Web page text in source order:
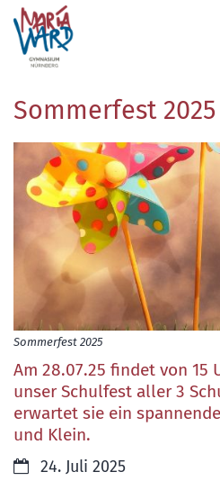
Zum Inhalt springen
Sommerfest 2025
Sommerfest 2025
Am 28.07.25 findet von 15
unser Schulfest aller 3
erwartet sie ein
und Klein.
Datum:24. Juli 2025